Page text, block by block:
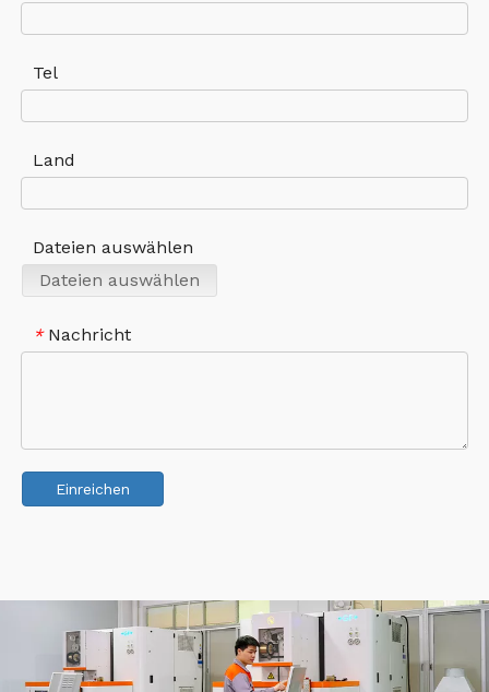
Tel
Land
Dateien auswählen
Dateien auswählen
* Nachricht
Einreichen